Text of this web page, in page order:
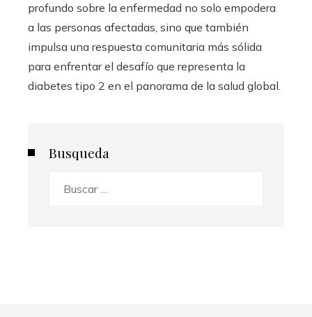
profundo sobre la enfermedad no solo empodera
a las personas afectadas, sino que también
impulsa una respuesta comunitaria más sólida
para enfrentar el desafío que representa la
diabetes tipo 2 en el panorama de la salud global.
Busqueda